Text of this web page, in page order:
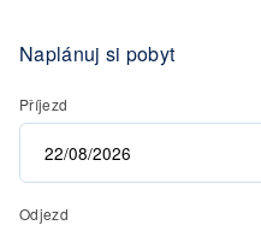
Naplánuj si pobyt
Příjezd
Odjezd